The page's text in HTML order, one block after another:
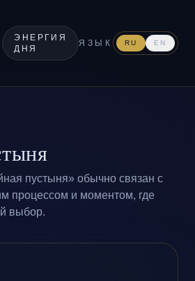
ЭНЕРГИЯ
ДНЯ
ЯЗЫК RU EN
пустыня» обычно связан с
процессом и моментом, где
выбор.